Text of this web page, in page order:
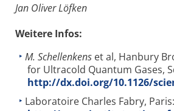
Jan Oliver Löfken
Weitere Infos:
M. Schellenkens et al, Hanbury
for Ultracold Quantum Gases,
http://dx.doi.org/10.1126/
Laboratoire Charles Fabry, Paris: